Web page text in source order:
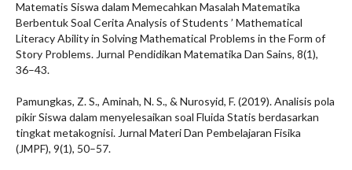
Matematis Siswa dalam Memecahkan Masalah Matematika
Berbentuk Soal Cerita Analysis of Students ’ Mathematical
Literacy Ability in Solving Mathematical Problems in the Form of
Story Problems. Jurnal Pendidikan Matematika Dan Sains, 8(1),
36–43.
Pamungkas, Z. S., Aminah, N. S., & Nurosyid, F. (2019). Analisis pola
pikir Siswa dalam menyelesaikan soal Fluida Statis berdasarkan
tingkat metakognisi. Jurnal Materi Dan Pembelajaran Fisika
(JMPF), 9(1), 50–57.